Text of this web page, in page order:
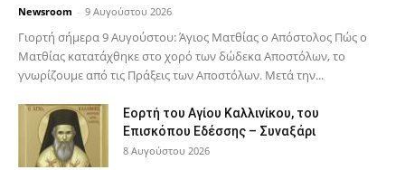
Newsroom - 9 Αυγούστου 2026
Γιορτή σήμερα 9 Αυγούστου: Άγιος Ματθίας ο Απόστολος Πώς ο
Ματθίας κατατάχθηκε στο χορό των δώδεκα Αποστόλων, το
γνωρίζουμε από τις Πράξεις των Αποστόλων. Μετά την...
Εορτή του Αγίου Καλλινίκου, του
Επισκόπου Εδέσσης – Συναξάρι
8 Αυγούστου 2026